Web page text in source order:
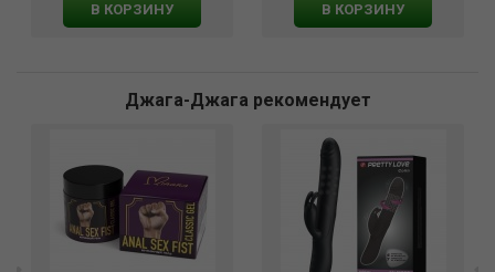
В КОРЗИНУ В КОРЗИНУ
Джага-Джага рекомендует